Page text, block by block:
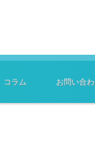
コラム お問い合